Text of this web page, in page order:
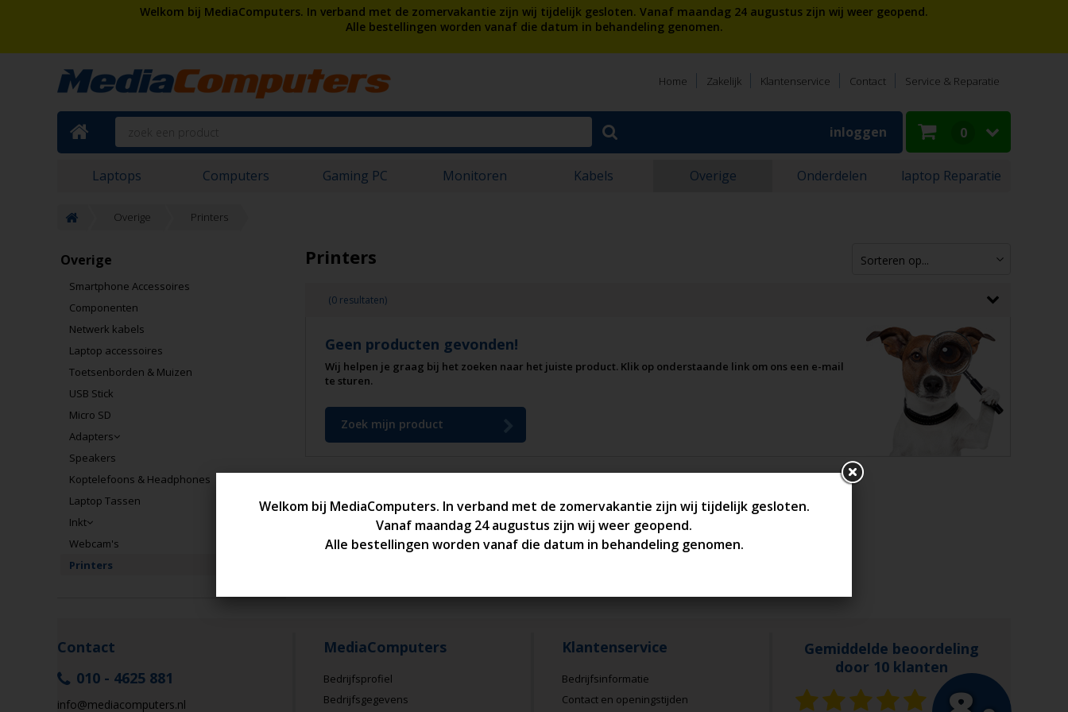
Welkom bij MediaComputers. In verband met de zomervakantie zijn wij tijdelijk gesloten. Vanaf maandag 24 augustus zijn wij weer geopend.
Alle bestellingen worden vanaf die datum in behandeling genomen.
Home Zakelijk Klantenservice Contact Service & Reparatie
inloggen 0
Laptops Computers Gaming PC Monitoren Kabels Overige Onderdelen laptop Reparatie
Overige Printers
Overige
Smartphone Accessoires
Componenten
Netwerk kabels
Laptop accessoires
Toetsenborden & Muizen
USB Stick
Micro SD
Adapters
Speakers
Koptelefoons & Headphones
Laptop Tassen
Inkt
Webcam's
Printers
Printers
(0 resultaten)
Geen producten gevonden!
Wij helpen je graag bij het zoeken naar het juiste product. Klik op onderstaande link om ons een e-mail
te sturen.
Zoek mijn product
Contact
010 - 4625 881
info@mediacomputers.nl
MediaComputers
Bedrijfsprofiel
Bedrijfsgegevens
Klantenservice
Bedrijfsinformatie
Contact en openingstijden
Gemiddelde beoordeling
door 10 klanten